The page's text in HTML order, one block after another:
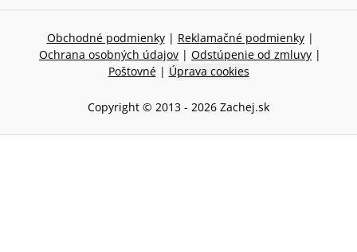
Obchodné podmienky | Reklamačné podmienky |
Ochrana osobných údajov | Odstúpenie od zmluvy |
Poštovné | Úprava cookies
Copyright © 2013 - 2026 Zachej.sk